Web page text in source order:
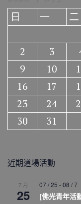
日
一 二
2
3
9
10
16
17
23
24
30
31
近期道場活動
7 月
25
07 / 25 -08 / 7
[佛光青年活